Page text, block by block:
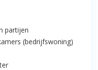
partijen
(bedrijfswoning)